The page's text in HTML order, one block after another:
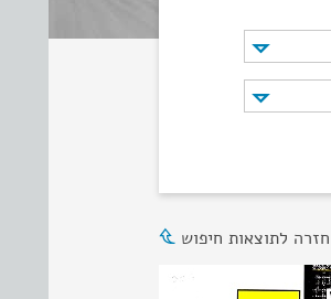
חזרה לתוצאות חיפוש